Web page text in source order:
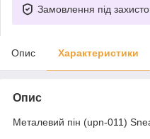
Замовлення під
Опис Характеристики
Опис
Металевий пін (upn-011)